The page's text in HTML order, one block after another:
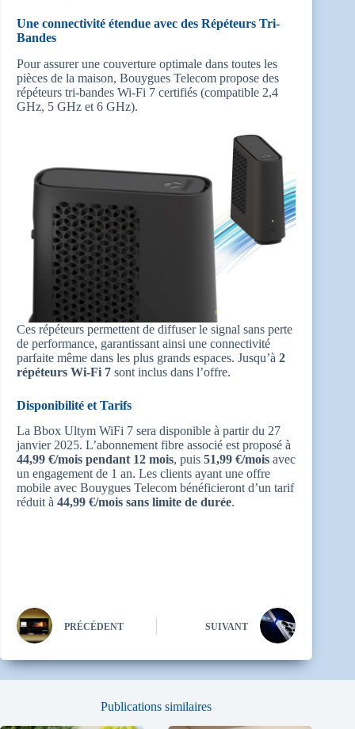
Une connectivité étendue avec des Répéteurs Tri-
Bandes
Pour assurer une couverture optimale dans toutes les
pièces de la maison, Bouygues Telecom propose des
répéteurs tri-bandes Wi-Fi 7 certifiés (compatible 2,4
GHz, 5 GHz et 6 GHz).
Ces répéteurs permettent de diffuser le signal sans perte
de performance, garantissant ainsi une connectivité
parfaite même dans les plus grands espaces. Jusqu’à 2
répéteurs Wi-Fi 7 sont inclus dans l’offre.
Disponibilité et Tarifs
La Bbox Ultym WiFi 7 sera disponible à partir du 27
janvier 2025. L’abonnement fibre associé est proposé à
44,99 €/mois pendant 12 mois, puis 51,99 €/mois avec
un engagement de 1 an. Les clients ayant une offre
mobile avec Bouygues Telecom bénéficieront d’un tarif
réduit à 44,99 €/mois sans limite de durée.
PRÉCÉDENT SUIVANT
Publications similaires